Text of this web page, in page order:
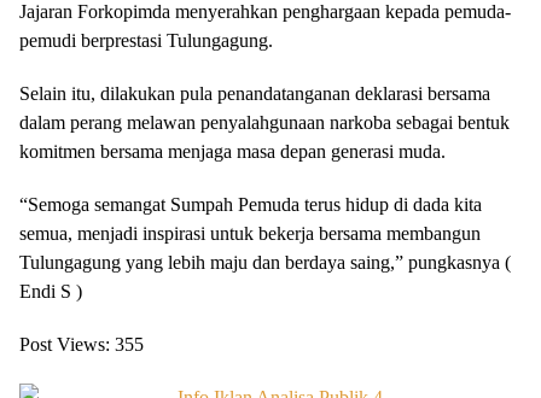
Jajaran Forkopimda menyerahkan penghargaan kepada pemuda-
pemudi berprestasi Tulungagung.
Selain itu, dilakukan pula penandatanganan deklarasi bersama
dalam perang melawan penyalahgunaan narkoba sebagai bentuk
komitmen bersama menjaga masa depan generasi muda.
“Semoga semangat Sumpah Pemuda terus hidup di dada kita
semua, menjadi inspirasi untuk bekerja bersama membangun
Tulungagung yang lebih maju dan berdaya saing,” pungkasnya (
Endi S )
Post Views: 355